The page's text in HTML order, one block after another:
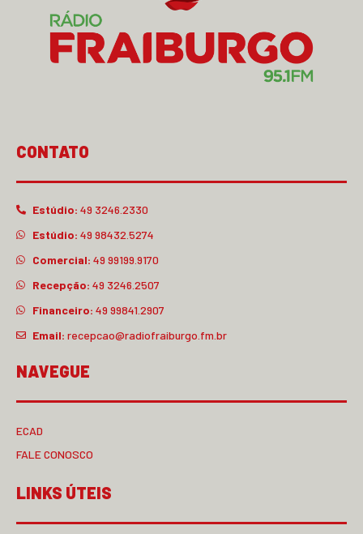
CONTATO
Estúdio: 49 3246.2330
Estúdio: 49 98432.5274
Comercial: 49 99199.9170
Recepção: 49 3246.2507
Financeiro: 49 99841.2907
Email: recepcao@radiofraiburgo.fm.br
NAVEGUE
ECAD
FALE CONOSCO
LINKS ÚTEIS